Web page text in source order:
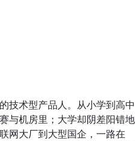
技术型产品人。从小学到高中
与机房里；大学却阴差阳错地
网大厂到大型国企，一路在